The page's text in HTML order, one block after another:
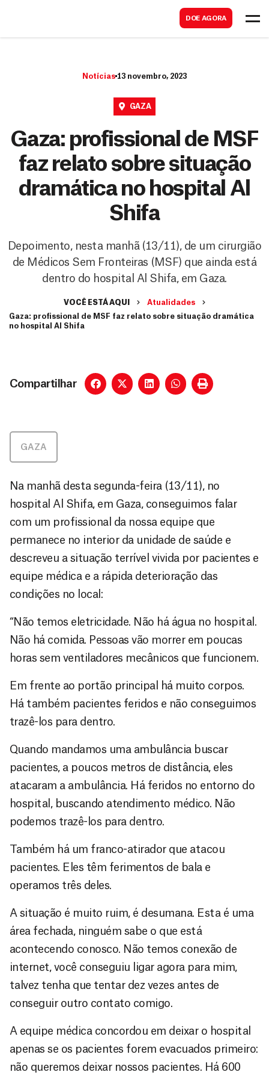
DOE AGORA
Notícias 13 novembro, 2023
GAZA
Gaza: profissional de MSF
faz relato sobre situação
dramática no hospital Al
Shifa
Depoimento, nesta manhã (13/11), de um cirurgião
de Médicos Sem Fronteiras (MSF) que ainda está
dentro do hospital Al Shifa, em Gaza.
VOCÊ ESTÁ AQUI
Atualidades
Gaza: profissional de MSF faz relato sobre situação dramática
no hospital Al Shifa
Compartilhar
GAZA
Na manhã desta segunda-feira (13/11), no
hospital Al Shifa, em Gaza, conseguimos falar
com um profissional da nossa equipe que
permanece no interior da unidade de saúde e
descreveu a situação terrível vivida por pacientes e
equipe médica e a rápida deterioração das
condições no local:
“Não temos eletricidade. Não há água no hospital.
Não há comida. Pessoas vão morrer em poucas
horas sem ventiladores mecânicos que funcionem.
Em frente ao portão principal há muito corpos.
Há também pacientes feridos e não conseguimos
trazê-los para dentro.
Quando mandamos uma ambulância buscar
pacientes, a poucos metros de distância, eles
atacaram a ambulância. Há feridos no entorno do
hospital, buscando atendimento médico. Não
podemos trazê-los para dentro.
Também há um franco-atirador que atacou
pacientes. Eles têm ferimentos de bala e
operamos três deles.
A situação é muito ruim, é desumana. Esta é uma
área fechada, ninguém sabe o que está
acontecendo conosco. Não temos conexão de
internet, você conseguiu ligar agora para mim,
talvez tenha que tentar dez vezes antes de
conseguir outro contato comigo.
A equipe médica concordou em deixar o hospital
apenas se os pacientes forem evacuados primeiro:
não queremos deixar nossos pacientes. Há 600
a
r